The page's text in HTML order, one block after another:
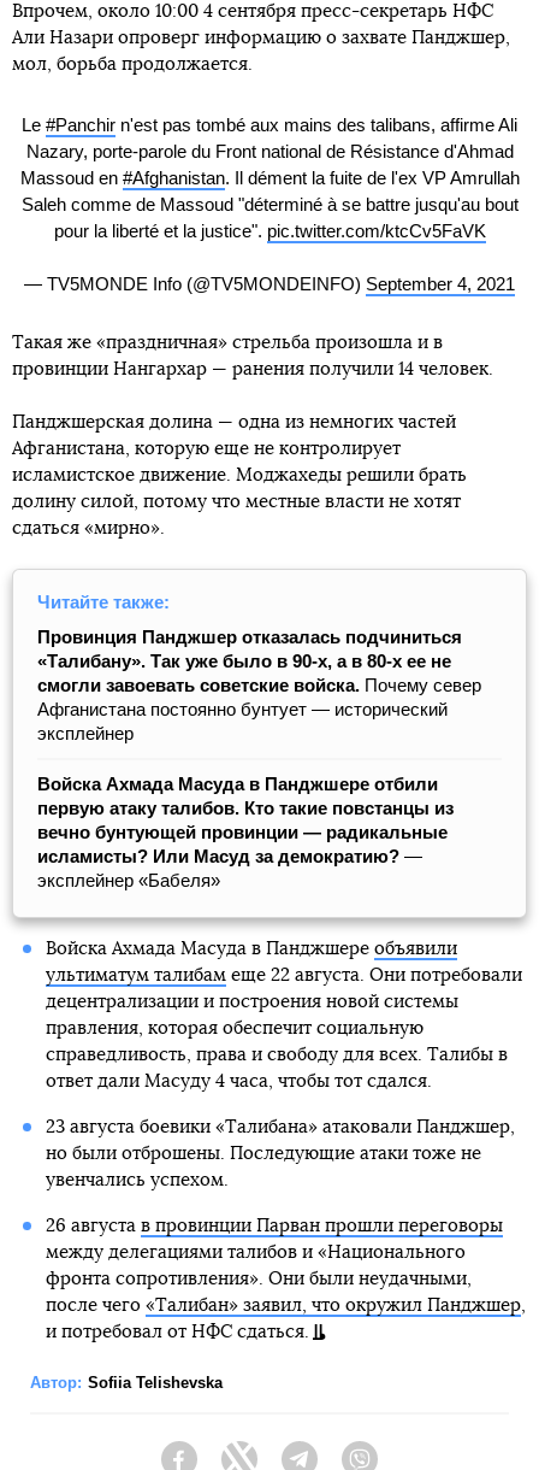
Впрочем, около 10:00 4 сентября пресс-секретарь НФС
Али Назари опроверг информацию о захвате Панджшер,
мол, борьба продолжается.
Le #Panchir n'est pas tombé aux mains des talibans, affirme Ali
Nazary, porte-parole du Front national de Résistance d'Ahmad
Massoud en #Afghanistan. Il dément la fuite de l'ex VP Amrullah
Saleh comme de Massoud "déterminé à se battre jusqu'au bout
pour la liberté et la justice". pic.twitter.com/ktcCv5FaVK
— TV5MONDE Info (@TV5MONDEINFO) September 4, 2021
Такая же «праздничная» стрельба произошла и в
провинции Нангархар — ранения получили 14 человек.
Панджшерская долина — одна из немногих частей
Афганистана, которую еще не контролирует
исламистское движение. Моджахеды решили брать
долину силой, потому что местные власти не хотят
сдаться «мирно».
Читайте также:
Провинция Панджшер отказалась подчиниться
«Талибану». Так уже было в 90-х, а в 80-х ее не
смогли завоевать советские войска. Почему север
Афганистана постоянно бунтует — исторический
эксплейнер
Войска Ахмада Масуда в Панджшере отбили
первую атаку талибов. Кто такие повстанцы из
вечно бунтующей провинции — радикальные
исламисты? Или Масуд за демократию? —
эксплейнер «Бабеля»
Войска Ахмада Масуда в Панджшере объявили
ультиматум талибамеще 22 августа. Они потребовали
децентрализации и построения новой системы
правления, которая обеспечит социальную
справедливость, права и свободу для всех. Талибы в
ответ дали Масуду 4 часа, чтобы тот сдался.
23 августа боевики «Талибана» атаковали Панджшер,
но были отброшены. Последующие атаки тоже не
увенчались успехом.
26 августа в провинции Парван прошли переговоры
между делегациями талибов и «Национального
фронта сопротивления». Они были неудачными,
после чего «Талибан» заявил, что окружил Панджшер,
и потребовал от НФС сдаться.
Автор: Sofiia Telishevska